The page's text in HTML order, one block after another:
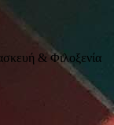
& Φιλοξενία